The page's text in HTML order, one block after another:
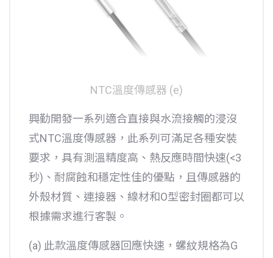
NTC溫度傳感器 (e)
興勤開發一系列適合直接與水流接觸的浸沒
式NTC溫度傳感器，此系列可滿足各種安裝
要求，具有測溫精度高、熱反應時間快速(<3
秒)、耐腐蝕和穩定性佳的優點，且傳感器的
外殼材質、連接器、線材和O型密封圈都可以
根據需求進行客製。
(a) 此款溫度傳感器回應快速，螺紋規格為G